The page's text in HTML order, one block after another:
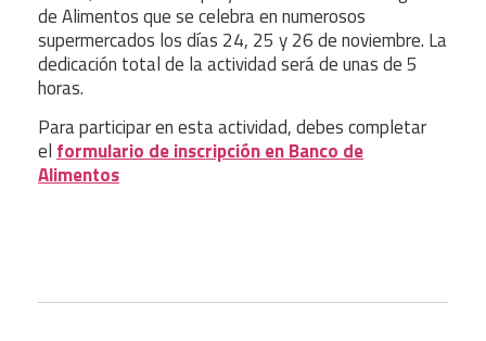
de Alimentos que se celebra en numerosos
supermercados los días 24, 25 y 26 de noviembre. La
dedicación total de la actividad será de unas de 5
horas.
Para participar en esta actividad, debes completar
el formulario de inscripción en Banco de
Alimentos